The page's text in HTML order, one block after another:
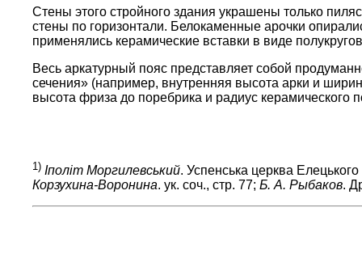
Стены этого стройного здания украшены только
стены по горизонтали. Белокаменные арочки
применялись керамические вставки в виде
Весь аркатурный пояс представляет собой
сечения» (например, внутренняя высота арки и
высота фриза до поребрика и радиус керамического
1) Iполiт Моргилевський. Успенська церква
Корзухина-Воронина. ук. соч., стр. 77; Б. А. Рыбаков.